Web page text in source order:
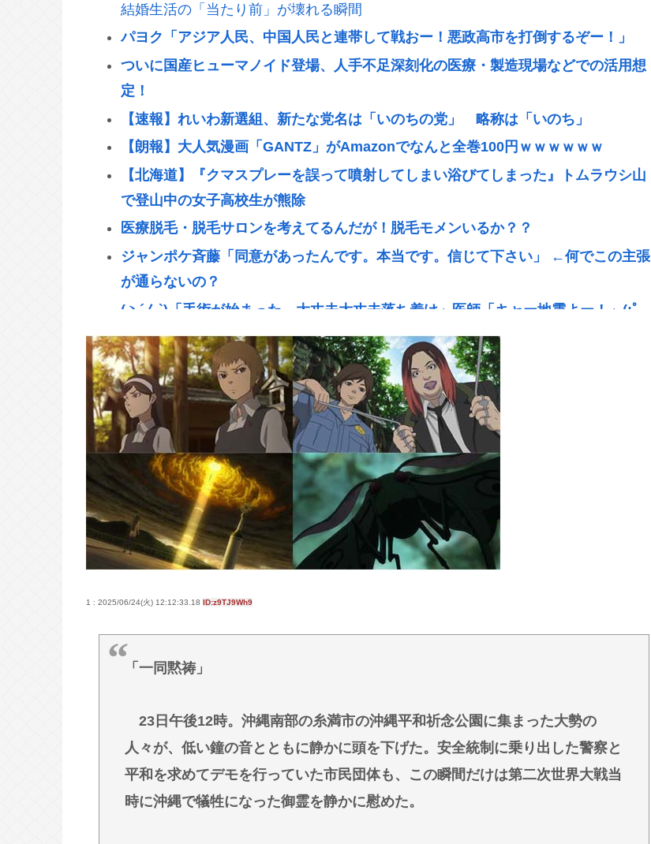
結婚生活の「当たり前」が壊れる瞬間
パヨク「アジア人民、中国人民と連帯して戦おー！悪政高市を打倒するぞー！」
ついに国産ヒューマノイド登場、人手不足深刻化の医療・製造現場などでの活用想
定！
【速報】れいわ新選組、新たな党名は「いのちの党」 略称は「いのち」
【朗報】大人気漫画「GANTZ」がAmazonでなんと全巻100円ｗｗｗｗｗｗ
【北海道】『クマスプレーを誤って噴射してしまい浴びてしまった』トムラウシ山
で登山中の女子高校生が熊除
医療脱毛・脱毛サロンを考えてるんだが！脱毛モメンいるか？？
ジャンポケ斉藤「同意があったんです。本当です。信じて下さい」 ←何でこの主張
が通らないの？
(ヽ´ん`)「手術が始まった…大丈夫大丈夫落ち着け」医師「キャー地震よー！」(;ﾟ
んﾟ)「！？」
地震の瞬間の手術室の防犯カメラが開示されてしまう 熊本県八代
サイバーコネクトツー取締役松山洋、ジャンプ垢にブロックされてお気持ち表明。
何かあったらまず晒す！これが令和のレスバや！
【悲報】清水良太郎が逝ったら小はだが暴露しまくりｗｗｗ
【渡邊渚】PTSD発言で大炎上「当時は浸透してなかった」にネット総ツッコミ
【公然わいせつ】55歳会社員、女子大生に「ニヤニヤ」目撃され逮捕の末路
【朗報】イオン、ポケカを「小・中学生限定販売」に 転売ヤー対策が大絶賛ｗｗ
ｗ
売ｗｗｗ
Powered by livedoor 相互RSS
1 : 2025/06/24(火) 12:12:33.18 ID:z9TJ9Wh9
「一同黙祷」
23日午後12時。沖縄南部の糸満市の沖縄平和祈念公園に集まった大勢の
人々が、低い鐘の音とともに静かに頭を下げた。安全統制に乗り出した警察と
平和を求めてデモを行っていた市民団体も、この瞬間だけは第二次世界大戦当
時に沖縄で犠牲になった御霊を静かに慰めた。